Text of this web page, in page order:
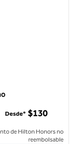
Desde* $130
de Hilton Honors no
reembolsable